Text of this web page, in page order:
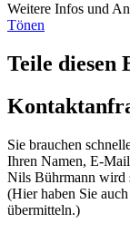
Weitere Infos und
Tönen
Teile diesen
Sie brauchen
Ihren Namen, E-
Nils Bührmann wird
(Hier haben Sie
übermitteln.)